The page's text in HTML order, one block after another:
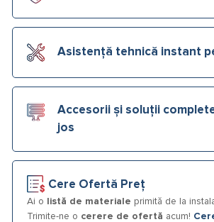
Asistență tehnică instant
Accesorii și soluții
jos
Cere Ofertă Preț
Ai o listă de materiale primită de la
Trimite-ne o cerere de ofertă acum!